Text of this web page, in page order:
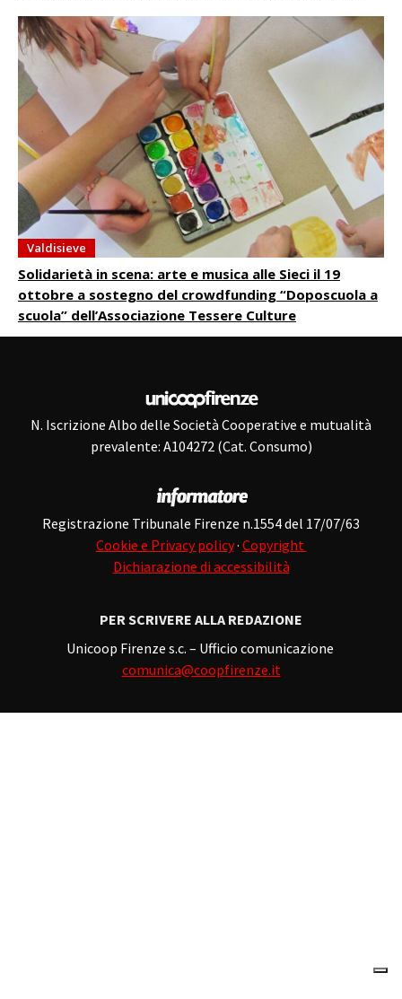
Valdisieve
Solidarietà in scena: arte e musica alle Sieci il 19
ottobre a sostegno del crowdfunding “Doposcuola a
scuola” dell’Associazione Tessere Culture
N. Iscrizione Albo delle Società Cooperative e mutualità
prevalente: A104272 (Cat. Consumo)
Registrazione Tribunale Firenze n.1554 del 17/07/63
Cookie e Privacy policy· Copyright
Dichiarazione di accessibilità
PER SCRIVERE ALLA REDAZIONE
Unicoop Firenze s.c. – Ufficio comunicazione
comunica@coopfirenze.it